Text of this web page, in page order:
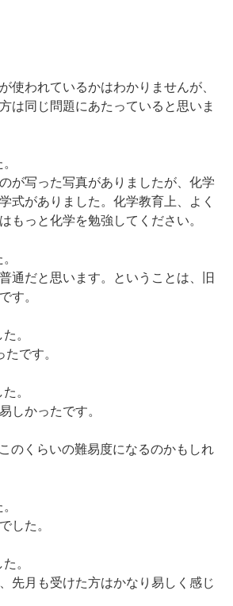
使われているかはわかりませんが、
は同じ問題にあたっていると思いま
が写った写真がありましたが、化学
式がありました。化学教育上、よく
もっと化学を勉強してください。
通だと思います。ということは、旧
す。
。
です。
。
しかったです。
のくらいの難易度になるのかもしれ
した。
。
先月も受けた方はかなり易しく感じ